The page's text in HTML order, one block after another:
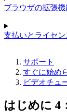
ブラウザの拡張機
支払いとライセン
サポート
すぐに始め
ビデオチュ
はじめに 4